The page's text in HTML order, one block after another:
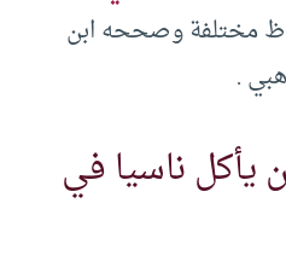
مختلفة وصححه ابن
.
ناسيا في